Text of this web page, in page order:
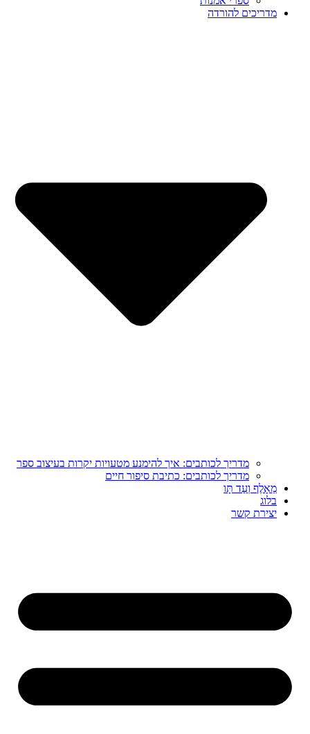
מדריכים להורדה
מדריך לכותבים: איך להימנע מטעויות יקרות בעיצוב ספר
מדריך לכותבים: כתיבת סיפור חיים
מֵאָלֶף וְעַד תָּו
בלוג
יצירת קשר